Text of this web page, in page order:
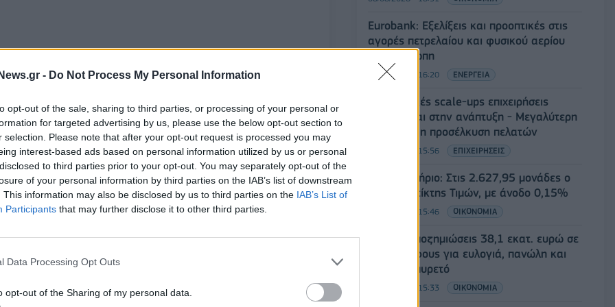
- Do Not Process My Personal Information
opt-out of the sale, sharing to third parties, or processing of your personal or
for targeted advertising by us, please use the below opt-out section to
selection. Please note that after your opt-out request is processed you may
interest-based ads based on personal information utilized by us or personal
to third parties prior to your opt-out. You may separately opt-out of the
of your personal information by third parties on the IAB’s list of downstream
This information may also be disclosed by us to third parties on the IAB’s List of
Participants that may further disclose it to other third parties.
Data Processing Opt Outs
opt-out of the Sharing of my personal data.
στην Ουκρανία το 2022 και την
συναγερμός στέλνει την πολιτική
πρωτεύουσας μίας χώρας του ΝΑΤΟ και της
χρόνο, τα μέλη της λιθουανικής πολιτικής
συναγερμού στα καταφύγια, αλλά όχι και ο
ώρα μέσω των κινητών τηλεφώνων:
αμέσως προς ένα καταφύγιο ή ασφαλές μέρος,
οδηγίες».
Eurobank: Εξελίξεις και προοπτικές στις
αγορές πετρελαίου και φυσικού αερίου
στην Ευρώπη
06/08/2026 - 16:20 ΕΝΕΡΓΕΙΑ
Οι ελληνικές scale-ups επιχειρήσεις
στρέφονται στην ανάπτυξη - Μεγαλύτερη
πρόκληση η προσέλκυση πελατών
06/08/2026 - 15:56 ΕΠΙΧΕΙΡΗΣΕΙΣ
Χρηματιστήριο: Στις 2.627,95 μονάδες ο
Γενικός Δείκτης Τιμών, με άνοδο 0,15%
06/08/2026 - 15:46 ΟΙΚΟΝΟΜΙΑ
ΥΠΑΑΤ: Αποζημιώσεις 38,1 εκατ. ευρώ σε
κτηνοτρόφους για ευλογιά, πανώλη και
αφθώδη πυρετό
06/08/2026 - 15:33 ΟΙΚΟΝΟΜΙΑ